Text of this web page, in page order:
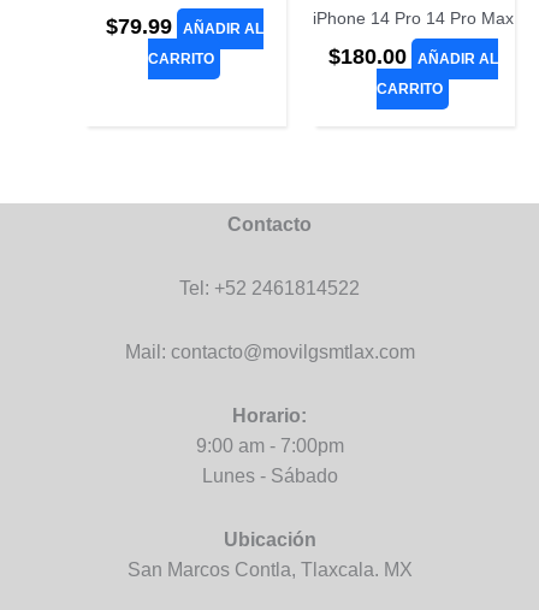
$79.99
AÑADIR AL
CARRITO
iPhone 14 Pro 14 Pro Max
$180.00
AÑADIR AL
CARRITO
Contacto
Tel: +52 2461814522
Mail: contacto@movilgsmtlax.com
Horario:
9:00 am - 7:00pm
Lunes - Sábado
Ubicación
San Marcos Contla, Tlaxcala. MX